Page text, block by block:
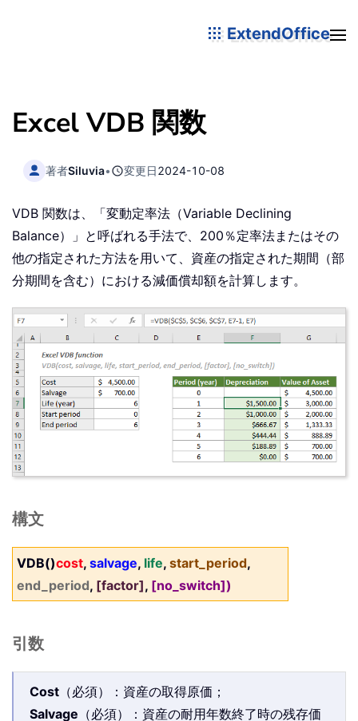
ExtendOffice
Excel VDB 関数
著者Siluvia• 変更日2024-10-08
VDB 関数は、「変動定率法（Variable Declining
Balance）」と呼ばれる手法で、200％定率法またはその
他の指定された方法を用いて、資産の指定された期間（部
分期間を含む）における減価償却額を計算します。
構文
VDB()cost, salvage, life, start_period,
end_period, [factor], [no_switch])
引数
Cost （必須）：資産の取得原価；
Salvage （必須）：資産の耐用年数終了時の残存価